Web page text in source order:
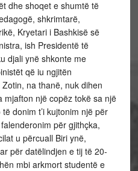
dhe shoqet e shumtë të
shkrimtarë,
Kryetari i Bashkisë së
ish Presidentë të
djali ynë shkonte me
që iu ngjitën
na thanë, nuk dihen
mjafton një copëz tokë sa një
donim t’i kujtonim një për
për gjithçka,
u përcuall Biri ynë,
për datëlindjen e tij të 20-
mbi arkmort studentë e